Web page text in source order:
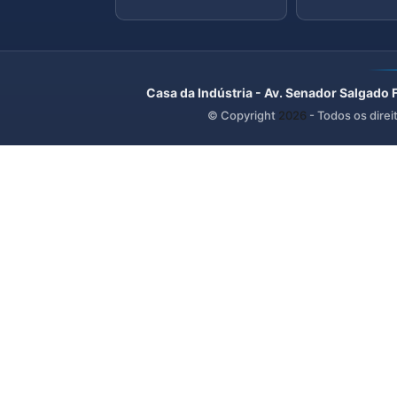
Casa da Indústria - Av. Senador
© Copyright 2026 - Todos os